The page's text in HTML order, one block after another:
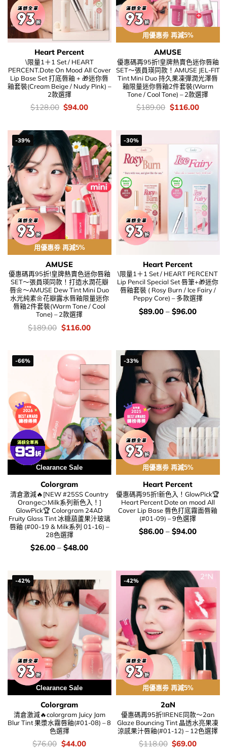
Heart Percent
\限量1＋1 Set / HEART
PERCENT.Dote On Mood All Cover
Lip Base Set 打底唇釉 + 🎁迷你唇
釉套裝(Cream Beige / Nudy Pink) –
2款選擇
價
錢：
$128.00 Original
price
$128.00.
$94.00Current
$94.00.
用優惠劵 再減5%
AMUSE
優惠碼再95折!皇牌熱賣色迷你唇釉
SET～張員瑛同款！AMUSE JEL-FIT
Tint Mini Duo 持久果凍彈潤光澤唇
釉限量迷你唇釉2件套裝(Warm
Tone / Cool Tone) – 2款選擇
價
錢：
$189.00 Original
price
$116.00Current
-39%
用優惠劵 再減5%
AMUSE
優惠碼再95折!皇牌熱賣色迷你唇釉
SET～張員瑛同款！打造水潤花瓣
唇🌼～AMUSE Dew Tint Mini Duo
水光純素🌼花瓣露水唇釉限量迷你
唇釉2件套裝(Warm Tone / Cool
Tone) – 2款選擇
價
錢：
$189.00 Original
price
$116.00Current
$116.00.
-30%
Heart Percent
\限量1＋1 Set / HEART PERCENT
Lip Pencil Special Set 唇筆+🎁迷你
唇釉套裝 ( Rosy Burn / Ice Fairy /
Peppy Core) – 多款選擇
價
錢：
$89.00 – $96.00
-66%
Clearance Sale
Colorgram
清倉激減🔥[NEW #25SS Country
Orange🍊Milk系列新色入！]
GlowPick🏆 Colorgram 24AD
Fruity Glass Tint 冰糖葫蘆果汁玻璃
唇釉 (#00-19 & Milk系列 01-16) –
28色選擇
價
$26.00 – $48.00
-33%
用優惠劵 再減5%
Heart Percent
優惠碼再95折!新色入！GlowPick🏆
Heart Percent Dote on mood All
Cover Lip Base 唇色打底霧面唇釉
(#01-09) – 9色選擇
價
$86.00 – $94.00
-42%
用優惠劵 再減10%
Clearance Sale
Colorgram
清倉激減🔥colorgram Juicy Jam
Blur Tint 果漿水霧唇釉(#01-08) – 8
色選擇
價
錢：
$76.00 Original
price
$44.00Current
-42%
用優惠劵 再減5%
2aN
優惠碼再95折!IRENE同款～2an
Glaze Bouncing Tint 晶透水亮果凍
涼感果汁唇釉(#01-12) – 12色選擇
價
錢：
$118.00 Original
price
$69.00Current